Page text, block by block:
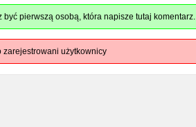
być pierwszą osobą, która napisze tutaj komentarz.
zarejestrowani użytkownicy